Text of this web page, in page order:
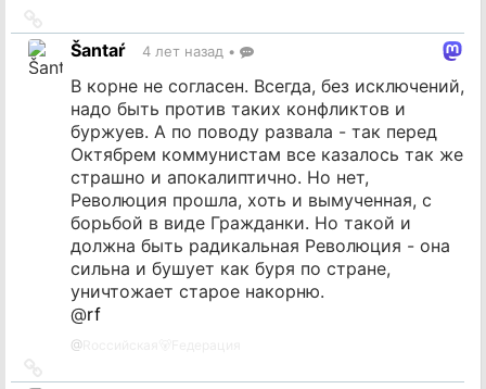
на
источник
Šantaŕ 4 лет назад •
В корне не согласен. Всегда, без исключений,
надо быть против таких конфликтов и
буржуев. А по поводу развала - так перед
Октябрем коммунистам все казалось так же
страшно и апокалиптично. Но нет,
Революция прошла, хоть и вымученная, с
борьбой в виде Гражданки. Но такой и
должна быть радикальная Революция - она
сильна и бушует как буря по стране,
уничтожает старое накорню.
@rf
@